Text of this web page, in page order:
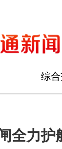
综
全力